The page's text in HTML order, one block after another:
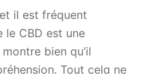
il est fréquent
le CBD est une
bien qu’il
Tout cela ne